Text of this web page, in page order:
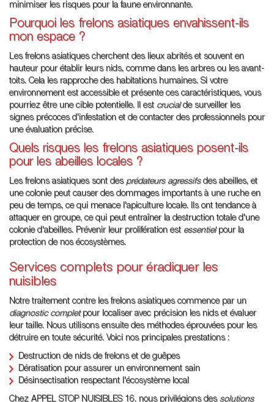
minimiser les risques pour la faune environnante.
Pourquoi les frelons asiatiques envahissent-ils
mon espace ?
Les frelons asiatiques cherchent des lieux abrités et souvent en
hauteur pour établir leurs nids, comme dans les arbres ou les avant-
toits. Cela les rapproche des habitations humaines. Si votre
environnement est accessible et présente ces caractéristiques, vous
pourriez être une cible potentielle. Il est crucialde surveiller les
signes précoces d'infestation et de contacter des professionnels pour
une évaluation précise.
Quels risques les frelons asiatiques posent-ils
pour les abeilles locales ?
Les frelons asiatiques sont des prédateurs agressifsdes abeilles, et
une colonie peut causer des dommages importants à une ruche en
peu de temps, ce qui menace l'apiculture locale. Ils ont tendance à
attaquer en groupe, ce qui peut entraîner la destruction totale d'une
colonie d'abeilles. Prévenir leur prolifération est essentielpour la
protection de nos écosystèmes.
Services complets pour éradiquer les
nuisibles
Notre traitement contre les frelons asiatiques commence par un
diagnostic completpour localiser avec précision les nids et évaluer
leur taille. Nous utilisons ensuite des méthodes éprouvées pour les
détruire en toute sécurité. Voici nos principales prestations :
Destruction de nids de frelons et de guêpes
Dératisation pour assurer un environnement sain
Désinsectisation respectant l'écosystème local
Chez APPEL STOP NUISIBLES 16, nous privilégions des solutions